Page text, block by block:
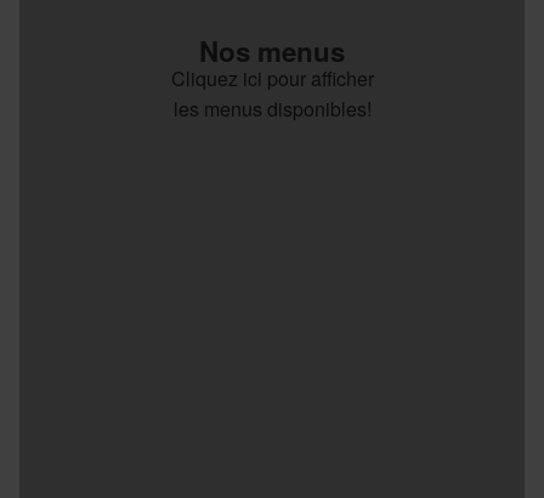
Nos menus
Cliquez ici pour afficher
les menus disponibles!